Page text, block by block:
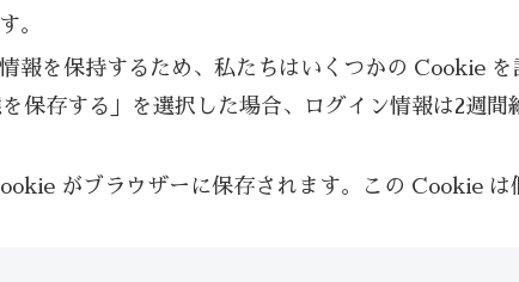
。
報を保持するため、私たちはいくつかの Cookie
保存する」を選択した場合、ログイン情報は2週
がブラウザーに保存されます。この Cookie